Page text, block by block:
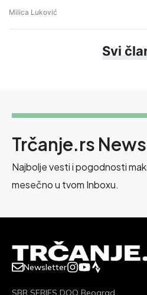
Milica Luković
Svi
Trčanje.rs
Najbolje vesti i pogodnosti
mesečno u tvom Inboxu.
Newsletter
SBR SERIES DOO Beograd